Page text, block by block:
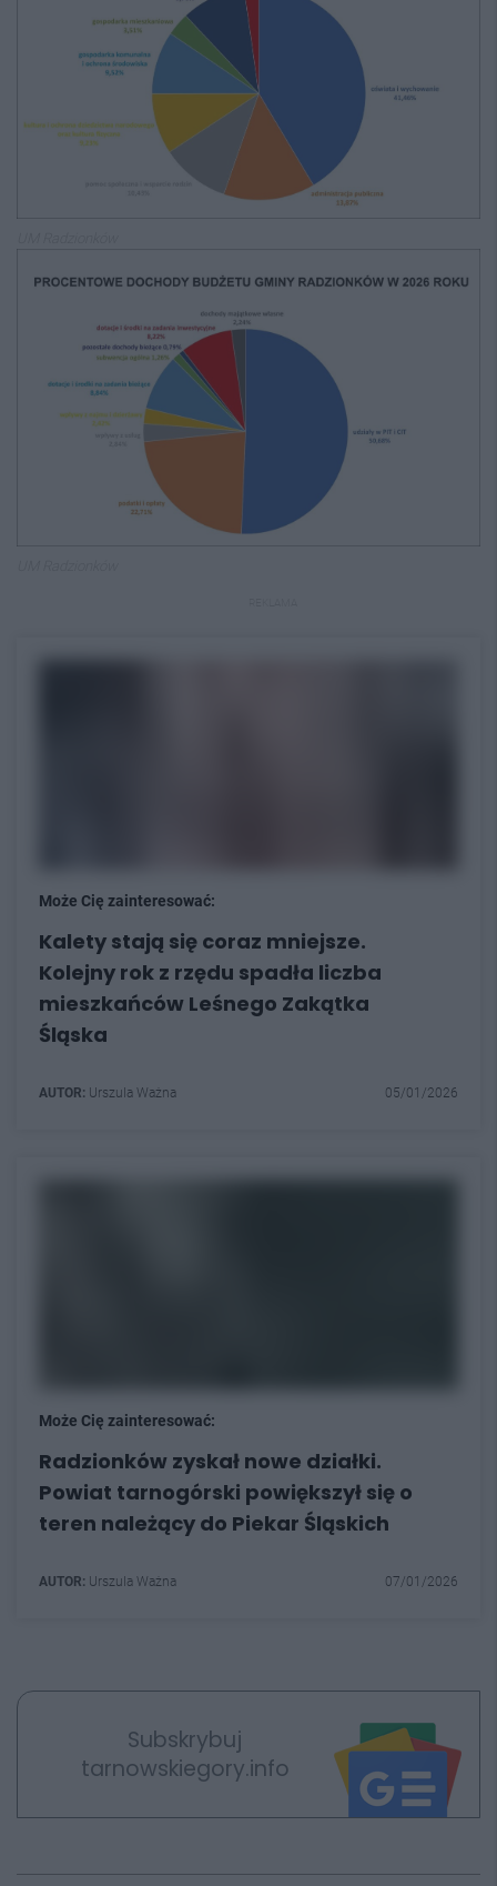
Może Cię zainteresować:
Kalety stają się coraz mniejsze.
Kolejny rok z rzędu spadła liczba
mieszkańców Leśnego Zakątka
Śląska
AUTOR: Urszula Ważna 05/01/2026
Może Cię zainteresować:
Radzionków zyskał nowe działki.
Powiat tarnogórski powiększył się o
teren należący do Piekar Śląskich
AUTOR: Urszula Ważna 07/01/2026
Subskrybuj
tarnowskiegory.info